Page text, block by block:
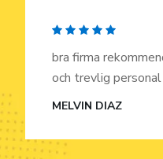
bra firma
och trevlig
MELVIN DIAZ